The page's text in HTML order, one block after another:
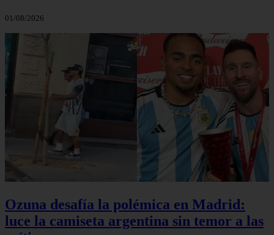
01/08/2026
Ozuna desafía la polémica en Madrid:
luce la camiseta argentina sin temor a las